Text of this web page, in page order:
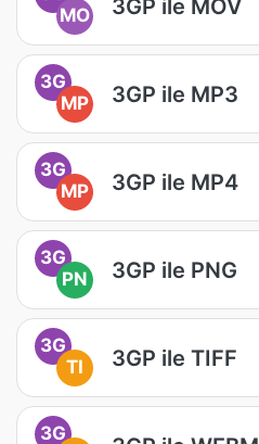
MO
3GP ile MOV
3G
MP
3GP ile MP3
3G
MP
3GP ile MP4
3G
PN
3GP ile PNG
3G
TI
3GP ile TIFF
3G